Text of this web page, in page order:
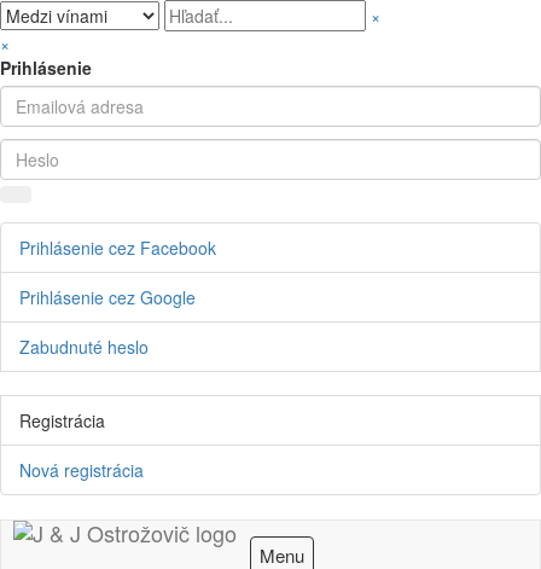
×
×
Prihlásenie
Prihlásenie cez Facebook
Prihlásenie cez Google
Zabudnuté heslo
Registrácia
Nová registrácia
Menu